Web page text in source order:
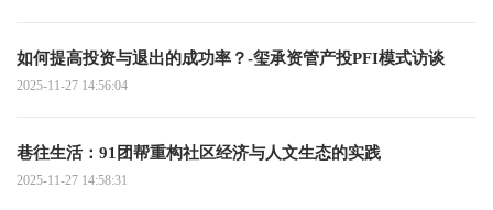
如何提高投资与退出的成功率？-玺承资管产投PFI模式访谈
2025-11-27 14:56:04
巷往生活：91团帮重构社区经济与人文生态的实践
2025-11-27 14:58:31